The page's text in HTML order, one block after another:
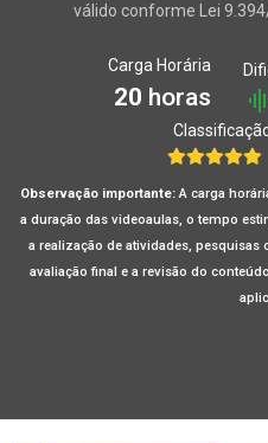
válido conforme Lei
Carga Horária
20 horas
Observação importante:A carga
a duração das videoaulas, o tempo
a realização de atividades,
avaliação final e a revisão do